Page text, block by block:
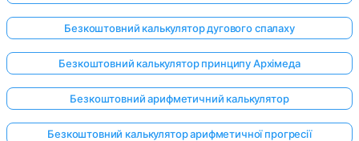
Безкоштовний калькулятор дугового спалаху
Безкоштовний калькулятор принципу Архімеда
Безкоштовний арифметичний калькулятор
Безкоштовний калькулятор арифметичної прогресії